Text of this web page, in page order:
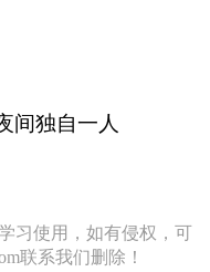
间独自一人
习使用，如有侵权，可
联系我们删除！